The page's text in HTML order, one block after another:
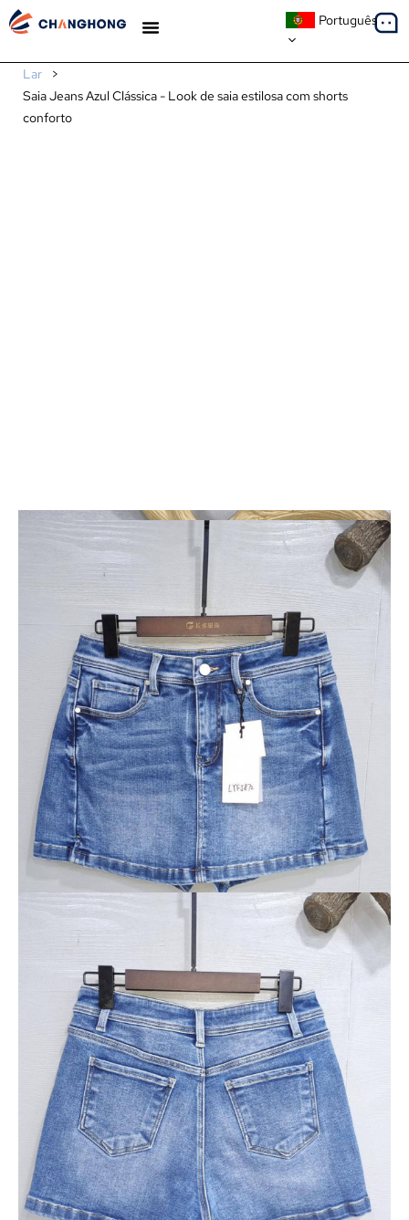
Português
Lar
>
Saia Jeans Azul Clássica - Look de saia estilosa com shorts
conforto